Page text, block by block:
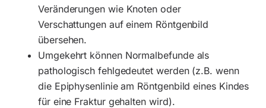
Veränderungen wie Knoten oder
Verschattungen auf einem Röntgenbild
übersehen.
Umgekehrt können Normalbefunde als
pathologisch fehlgedeutet werden (z.B. wenn
die Epiphysenlinie am Röntgenbild eines Kindes
für eine Fraktur gehalten wird).